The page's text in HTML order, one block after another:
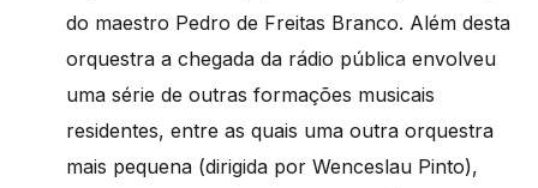
do maestro Pedro de Freitas Branco. Além desta
orquestra a chegada da rádio pública envolveu
uma série de outras formações musicais
residentes, entre as quais uma outra orquestra
mais pequena (dirigida por Wenceslau Pinto),